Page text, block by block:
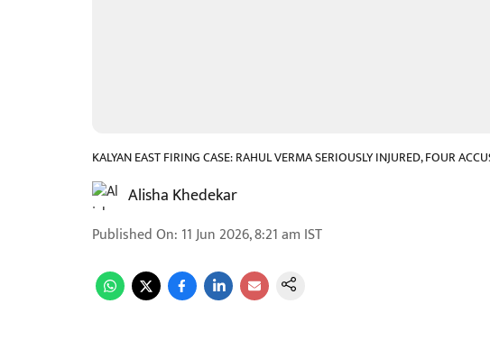
KALYAN EAST FIRING CASE: RAHUL VERMA SERIOUSLY INJURED, FOUR
Alisha Khedekar
Published On: 11 Jun 2026, 8:21 am IST